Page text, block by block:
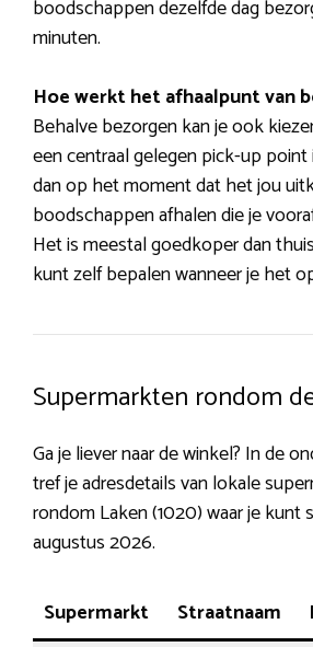
boodschappen dezelfde dag
minuten.
Hoe werkt het afhaalpunt van
Behalve bezorgen kan je ook
een centraal gelegen pick-up point
dan op het moment dat het jou
boodschappen afhalen die je
Het is meestal goedkoper dan
kunt zelf bepalen wanneer je het
Supermarkten rondom
Ga je liever naar de winkel? In de
tref je adresdetails van lokale
rondom Laken (1020) waar je kunt
augustus 2026.
Supermarkt Straatnaam